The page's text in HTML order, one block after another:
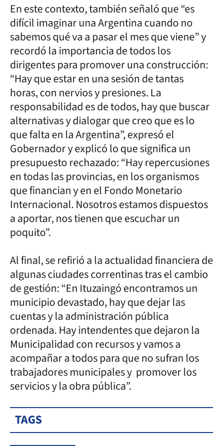
En este contexto, también señaló que “es
difícil imaginar una Argentina cuando no
sabemos qué va a pasar el mes que viene” y
recordó la importancia de todos los
dirigentes para promover una construcción:
“Hay que estar en una sesión de tantas
horas, con nervios y presiones. La
responsabilidad es de todos, hay que buscar
alternativas y dialogar que creo que es lo
que falta en la Argentina”, expresó el
Gobernador y explicó lo que significa un
presupuesto rechazado: “Hay repercusiones
en todas las provincias, en los organismos
que financian y en el Fondo Monetario
Internacional. Nosotros estamos dispuestos
a aportar, nos tienen que escuchar un
poquito”.
Al final, se refirió a la actualidad financiera de
algunas ciudades correntinas tras el cambio
de gestión: “En Ituzaingó encontramos un
municipio devastado, hay que dejar las
cuentas y la administración pública
ordenada. Hay intendentes que dejaron la
Municipalidad con recursos y vamos a
acompañar a todos para que no sufran los
trabajadores municipales y promover los
servicios y la obra pública”.
TAGS